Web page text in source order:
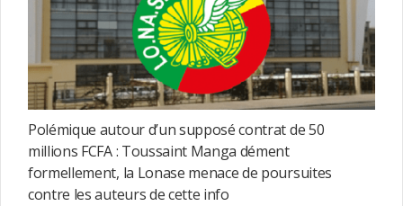
Polémique autour d’un supposé contrat de 50
millions FCFA : Toussaint Manga dément
formellement, la Lonase menace de poursuites
contre les auteurs de cette info